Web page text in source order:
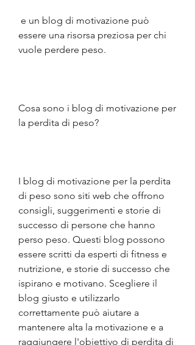
essere una risorsa preziosa per chi
vuole perdere peso.
Cosa sono i blog di motivazione per
la perdita di peso?
I blog di motivazione per la perdita
di peso sono siti web che offrono
consigli, suggerimenti e storie di
successo di persone che hanno
perso peso. Questi blog possono
essere scritti da esperti di fitness e
nutrizione, e storie di successo che
ispirano e motivano. Scegliere il
blog giusto e utilizzarlo
correttamente può aiutare a
mantenere alta la motivazione e a
raggiungere l'obiettivo di perdita di